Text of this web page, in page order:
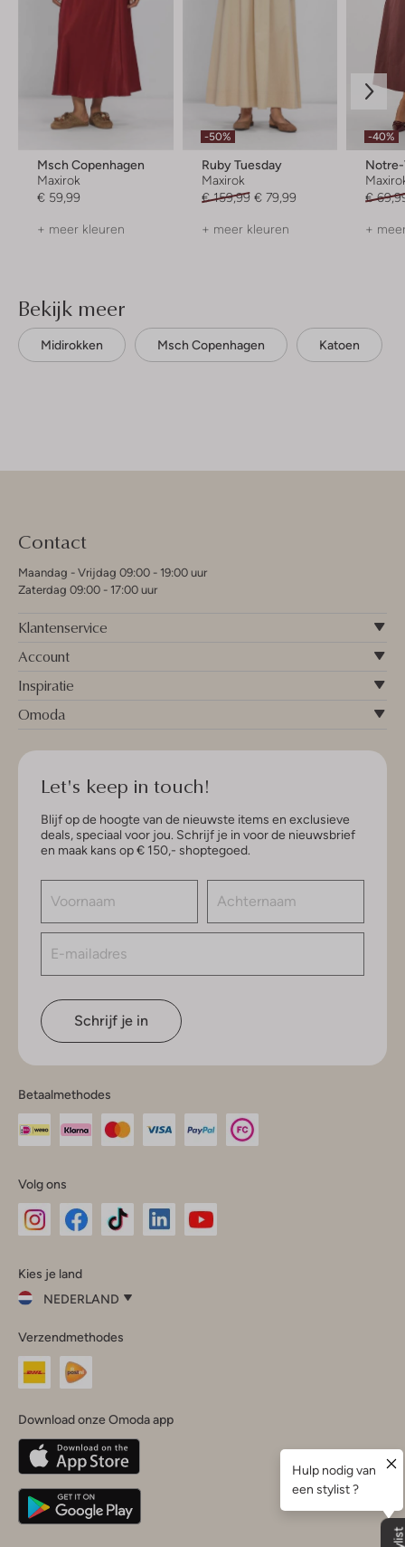
Msch Copenhagen
Maxirok
€ 59,99
+ meer kleuren
-50%
Ruby Tuesday
Maxirok
€ 159,99 € 79,99
+ meer kleuren
-40%
€
+
Bekijk meer
Midirokken Msch Copenhagen Katoen
Contact
Maandag - Vrijdag 09:00 - 19:00 uur
Zaterdag 09:00 - 17:00 uur
Klantenservice
Account
Inspiratie
Omoda
Let's keep in touch!
Blijf op de hoogte van de nieuwste items en exclusieve
deals, speciaal voor jou. Schrijf je in voor de nieuwsbrief
en maak kans op € 150,- shoptegoed.
Schrijf je in
Betaalmethodes
Volg ons
InstagramFacebook
Kies je land
NEDERLAND
je
land
Nederland
Belgique(Français)
Deutschland
Verzendmethodes
Download onze Omoda app